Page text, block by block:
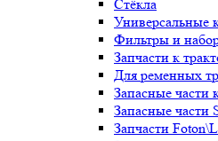
Стёкла
Универсальные
Фильтры и
Запчасти к
Для ременных
Запасные части
Запасные части
Запчасти